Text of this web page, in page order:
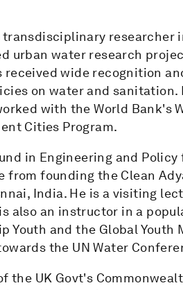
transdisciplinary
urban water research
received wide recognition
on water and sanitation.
with the World Bank's
Cities Program.
in Engineering and
from founding the Clean
India. He is a visiting
also an instructor in a
Youth and the Global
the UN Water
the UK Govt's